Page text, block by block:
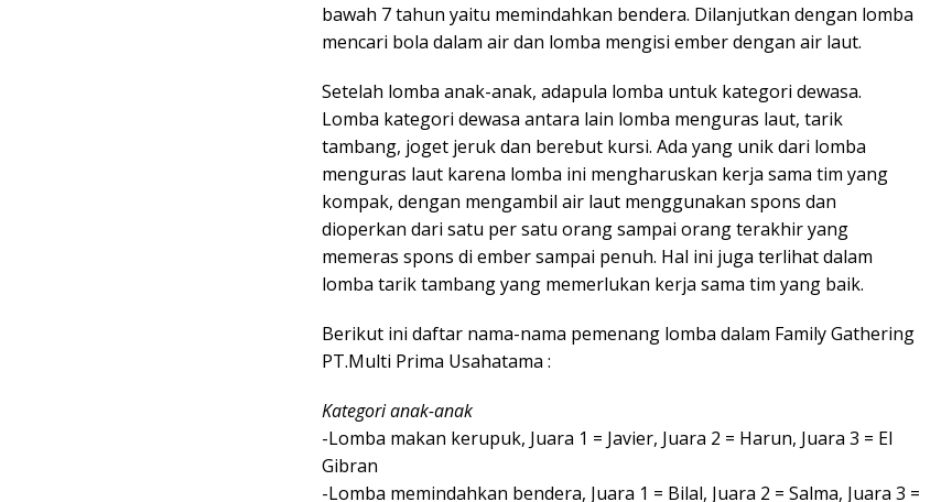
bawah 7 tahun yaitu memindahkan bendera. Dilanjutkan dengan lomba
mencari bola dalam air dan lomba mengisi ember dengan air laut.
Setelah lomba anak-anak, adapula lomba untuk kategori dewasa.
Lomba kategori dewasa antara lain lomba menguras laut, tarik
tambang, joget jeruk dan berebut kursi. Ada yang unik dari lomba
menguras laut karena lomba ini mengharuskan kerja sama tim yang
kompak, dengan mengambil air laut menggunakan spons dan
dioperkan dari satu per satu orang sampai orang terakhir yang
memeras spons di ember sampai penuh. Hal ini juga terlihat dalam
lomba tarik tambang yang memerlukan kerja sama tim yang baik.
Berikut ini daftar nama-nama pemenang lomba dalam Family Gathering
PT.Multi Prima Usahatama :
Kategori anak-anak
-Lomba makan kerupuk, Juara 1 = Javier, Juara 2 = Harun, Juara 3 = El
Gibran
-Lomba memindahkan bendera, Juara 1 = Bilal, Juara 2 = Salma, Juara 3 =